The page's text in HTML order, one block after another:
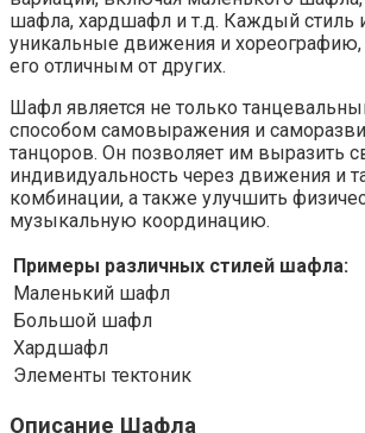
шафла, хардшафл и т.д. Каждый стиль
уникальные движения и
его отличным от других.
Шафл является не только
способом самовыражения и
танцоров. Он позволяет им выразить
индивидуальность через движения и
комбинации, а также улучшить
музыкальную координацию.
Примеры различных стилей шафла:
Маленький шафл
Большой шафл
Хардшафл
Элементы тектоник
Описание Шафла